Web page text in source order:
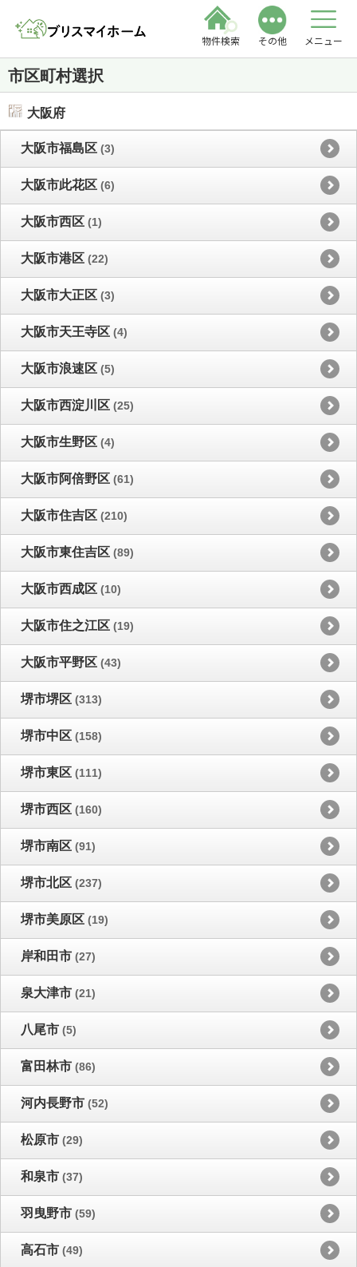
物件検索 その他 メニュー
市区町村選択
大阪府
大阪市福島区 (3)
大阪市此花区 (6)
大阪市西区 (1)
大阪市港区 (22)
大阪市大正区 (3)
大阪市天王寺区 (4)
大阪市浪速区 (5)
大阪市西淀川区 (25)
大阪市生野区 (4)
大阪市阿倍野区 (61)
大阪市住吉区 (210)
大阪市東住吉区 (89)
大阪市西成区 (10)
大阪市住之江区 (19)
大阪市平野区 (43)
堺市堺区 (313)
堺市中区 (158)
堺市東区 (111)
堺市西区 (160)
堺市南区 (91)
堺市北区 (237)
堺市美原区 (19)
岸和田市 (27)
泉大津市 (21)
八尾市 (5)
富田林市 (86)
河内長野市 (52)
松原市 (29)
和泉市 (37)
羽曳野市 (59)
高石市 (49)